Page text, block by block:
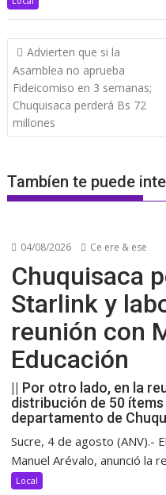
Navegación
de
entradas
Advierten que si la
Asamblea no aprueba
Fideicomiso en 3 semanas;
Chuquisaca perderá Bs 72
millones
Tambíen te puede
04/08/2026 Ce ere & ese
Chuquisaca
Starlink y
reunión con
Educación
|| Por otro lado, en la
distribución de 50
departamento de
Sucre, 4 de agosto (ANV).-
Manuel Arévalo, anunció la
Local